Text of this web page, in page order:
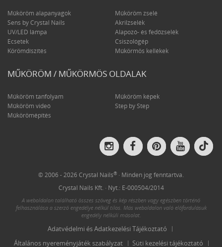
Műköröm alapanyagok
Műköröm zselé
Sens by Crystal Nails
Akrilzselék
UV/LED lámpa
Alapozó- és fedőzselék
Ecsetek
Csiszológép
Körömdíszítés
Műkörmös kellékek
MŰKÖRÖM / MŰKÖRMÖS OLDALAK
Műköröm tanfolyam
Műköröm képek
Műköröm videó
Step by Step
Műkörömépítés
Crystal
Nails
Instagram
Crystal
Nails
Facebook
Crystal
Nails
Pinterest
Crystal
Nails
© 2006 - 2026 Crystal Nails® · Minden jog fenntartva.
Crystal Nails Kft. · Nyt.: E-000504/2014
A weboldalon található összes szöveg és kép részben vagy egészben történő
felhasználása a szerző engedélye nélkül tilos. Más weboldalon való előfordulásuk
engedély nélküli másolat.
Adatvédelmi és Adatkezelési Tájékoztató
Általános nyereményjáték szabályzat
Süti kezelési tájékoztató